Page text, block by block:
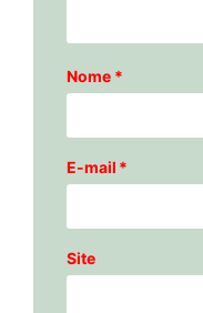
Nome *
E-mail *
Site